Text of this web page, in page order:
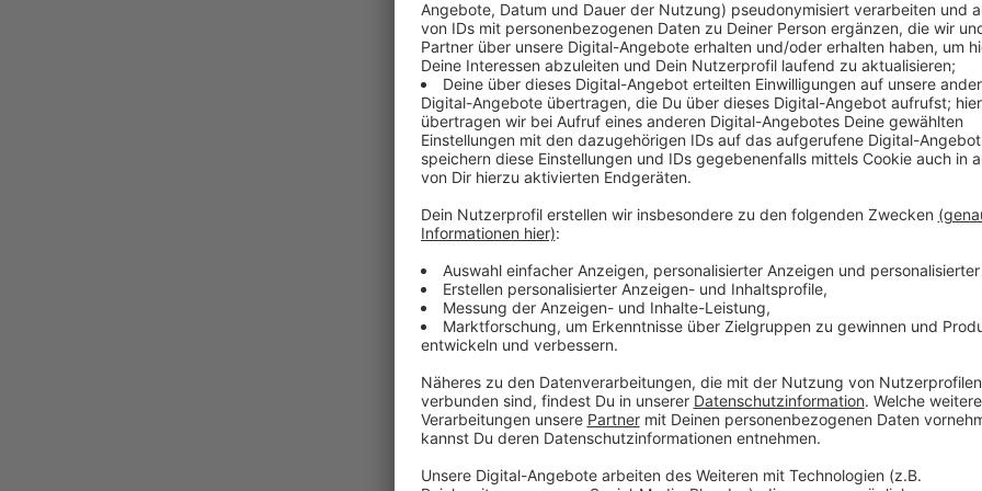
POKAL am 18. August 2025:
Anzeige
Weitere Infos und Links zum Thema:
Anzeige
Unsere Nachricht zum Auswärtssieg gegen
Unsere Fortuna-Sonderseite